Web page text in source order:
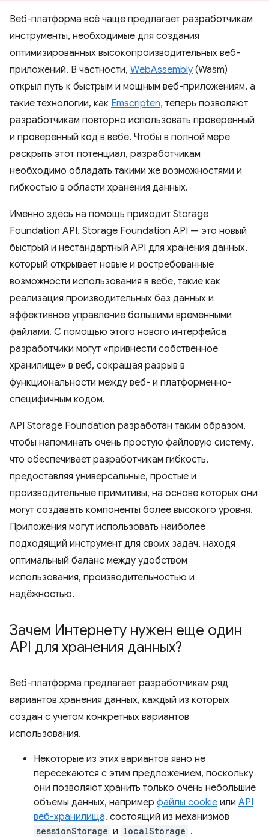
Веб-платформа всё чаще предлагает разработчикам
инструменты, необходимые для создания
оптимизированных высокопроизводительных веб-
приложений. В частности, WebAssembly (Wasm)
открыл путь к быстрым и мощным веб-приложениям, а
такие технологии, как Emscripten, теперь позволяют
разработчикам повторно использовать проверенный
и проверенный код в вебе. Чтобы в полной мере
раскрыть этот потенциал, разработчикам
необходимо обладать такими же возможностями и
гибкостью в области хранения данных.
Именно здесь на помощь приходит Storage
Foundation API. Storage Foundation API — это новый
быстрый и нестандартный API для хранения данных,
который открывает новые и востребованные
возможности использования в вебе, такие как
реализация производительных баз данных и
эффективное управление большими временными
файлами. С помощью этого нового интерфейса
разработчики могут «привнести собственное
хранилище» в веб, сокращая разрыв в
функциональности между веб- и платформенно-
специфичным кодом.
API Storage Foundation разработан таким образом,
чтобы напоминать очень простую файловую систему,
что обеспечивает разработчикам гибкость,
предоставляя универсальные, простые и
производительные примитивы, на основе которых они
могут создавать компоненты более высокого уровня.
Приложения могут использовать наиболее
подходящий инструмент для своих задач, находя
оптимальный баланс между удобством
использования, производительностью и
надёжностью.
Зачем Интернету нужен еще один
API для хранения данных?
Веб-платформа предлагает разработчикам ряд
вариантов хранения данных, каждый из которых
создан с учетом конкретных вариантов
использования.
Некоторые из этих вариантов явно не
пересекаются с этим предложением, поскольку
они позволяют хранить только очень небольшие
объемы данных, например файлы cookie или API
веб-хранилища, состоящий из механизмов
sessionStorage и localStorage .